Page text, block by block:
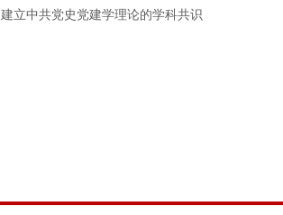
建立中共党史党建学理论的学科共识